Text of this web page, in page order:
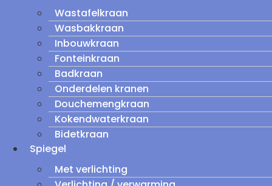
Wastafelkraan
Wasbakkraan
Inbouwkraan
Fonteinkraan
Badkraan
Onderdelen kranen
Douchemengkraan
Kokendwaterkraan
Bidetkraan
Spiegel
Met verlichting